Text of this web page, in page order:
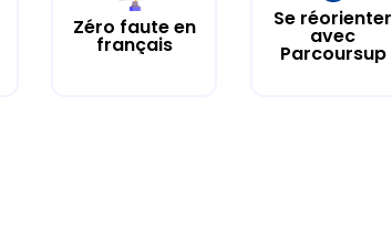
Zéro faute en
français
Se réorienter
avec
Parcoursup